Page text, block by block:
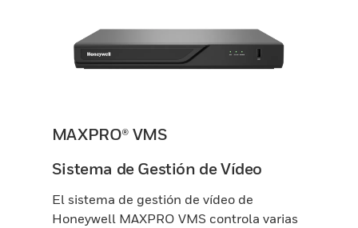
MAXPRO® VMS
Sistema de Gestión de Vídeo
El sistema de gestión de vídeo de
Honeywell MAXPRO VMS controla varias